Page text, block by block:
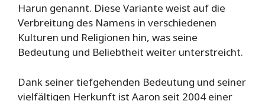
Harun genannt. Diese Variante weist auf die
Verbreitung des Namens in verschiedenen
Kulturen und Religionen hin, was seine
Bedeutung und Beliebtheit weiter unterstreicht.
Dank seiner tiefgehenden Bedeutung und seiner
vielfältigen Herkunft ist Aaron seit 2004 einer